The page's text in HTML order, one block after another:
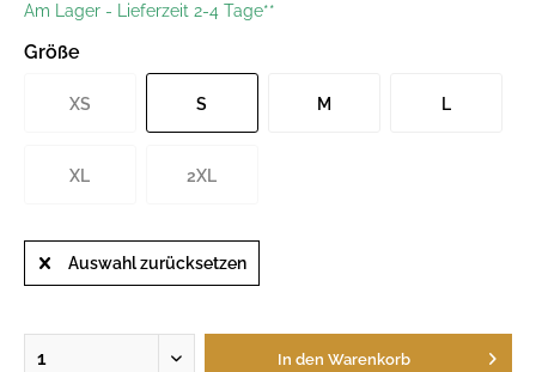
Am Lager - Lieferzeit 2-4 Tage**
Größe
XS S M L
XL 2XL
Auswahl zurücksetzen
In den Warenkorb